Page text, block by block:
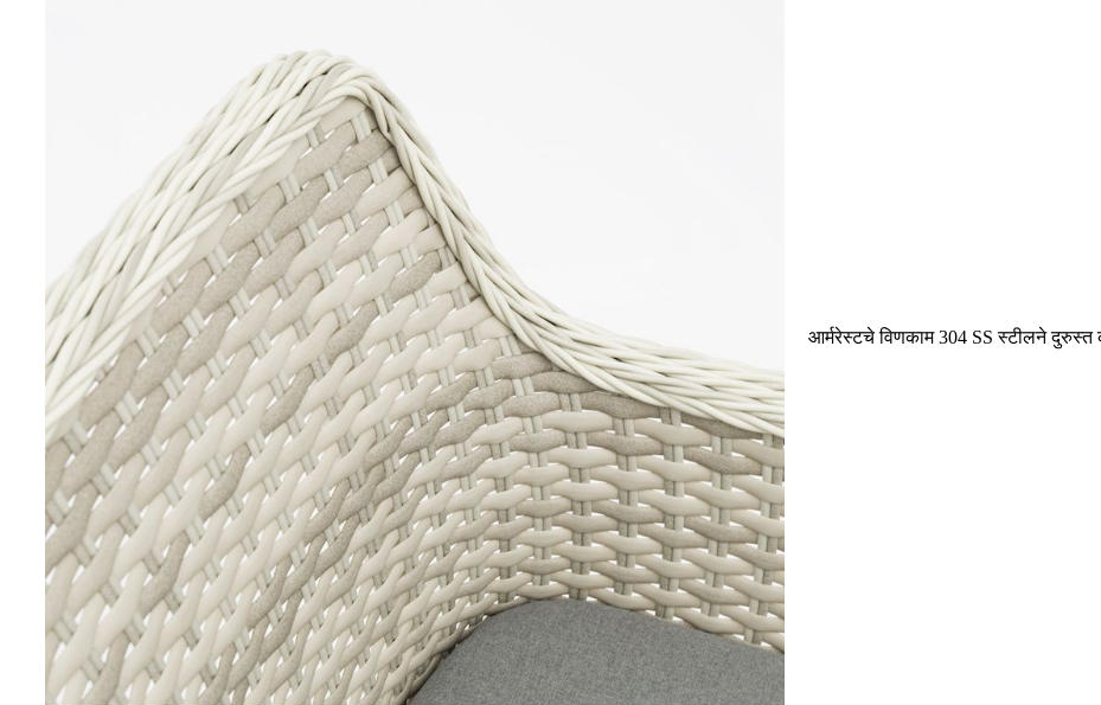
आर्मरेस्टचे विणकाम 304 SS स्टीलने दुरुस्त